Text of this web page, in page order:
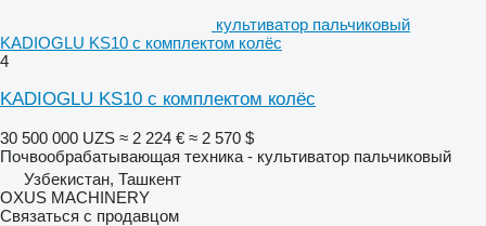
культиватор пальчиковый
KADIOGLU KS10 с комплектом колёс
4
KADIOGLU KS10 с комплектом колёс
30 500 000 UZS ≈ 2 224 € ≈ 2 570 $
Почвообрабатывающая техника - культиватор пальчиковый
Узбекистан, Ташкент
OXUS MACHINERY
Связаться с продавцом